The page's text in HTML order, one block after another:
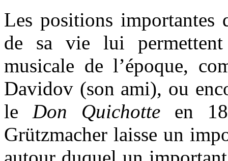
Les positions importantes
de sa vie lui
musicale de l’époque,
Davidov (son ami), ou
le Don Quichotte en
Grützmacher laisse un